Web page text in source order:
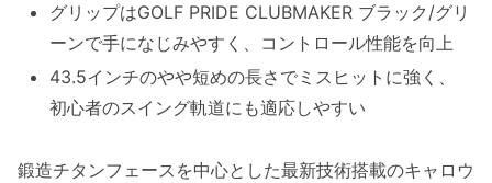
グリップはGOLF PRIDE CLUBMAKER ブラック/グリ
ーンで手になじみやすく、コントロール性能を向上
43.5インチのやや短めの長さでミスヒットに強く、
初心者のスイング軌道にも適応しやすい
鍛造チタンフェースを中心とした最新技術搭載のキャロウ